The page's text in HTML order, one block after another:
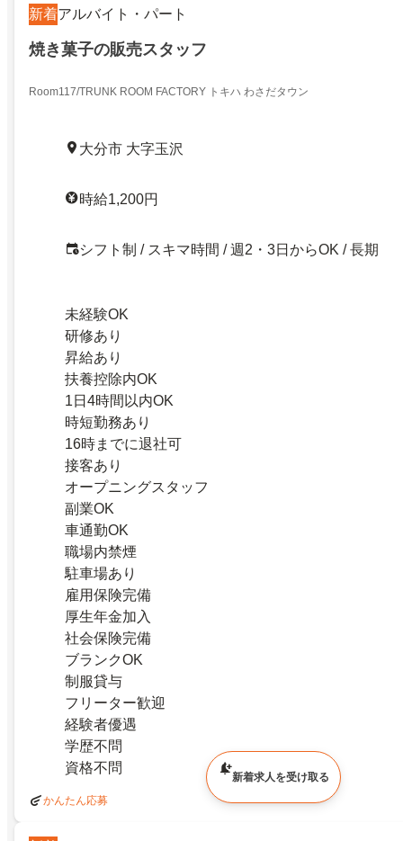
新着アルバイト・パート
焼き菓子の販売スタッフ
Room117/TRUNK ROOM FACTORY トキハ わさだタウン
大分市 大字玉沢
時給1,200円
シフト制 / スキマ時間 / 週2・3日からOK / 長期
未経験OK
研修あり
昇給あり
扶養控除内OK
1日4時間以内OK
時短勤務あり
16時までに退社可
接客あり
オープニングスタッフ
副業OK
車通勤OK
職場内禁煙
駐車場あり
雇用保険完備
厚生年金加入
社会保険完備
ブランクOK
制服貸与
フリーター歓迎
経験者優遇
学歴不問
資格不問
かんたん応募
新着求人を受け取る